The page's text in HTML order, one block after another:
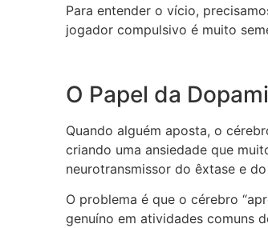
Para entender o vício,
jogador compulsivo é muito
O Papel da
Quando alguém aposta, o
criando uma ansiedade que
neurotransmissor do êxtase e
O problema é que o cérebro
genuíno em atividades comuns